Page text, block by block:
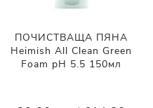
ПОЧИСТВАЩА ПЯНА
Heimish All Clean Green
Foam pH 5.5 150мл